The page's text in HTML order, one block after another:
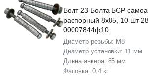
Болт 23 Болта БСР
распорный 8х85, 10 шт
00007844ф10
Диаметр резьбы: М8
Диаметр установки: 11 мм
Длина анкера: 85 мм
Фасовка: 0.4 кг